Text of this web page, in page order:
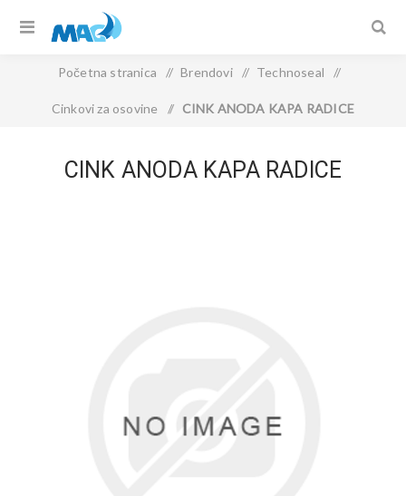
Početna stranica / Brendovi / Technoseal /
Cinkovi za osovine / CINK ANODA KAPA RADICE
CINK ANODA KAPA RADICE